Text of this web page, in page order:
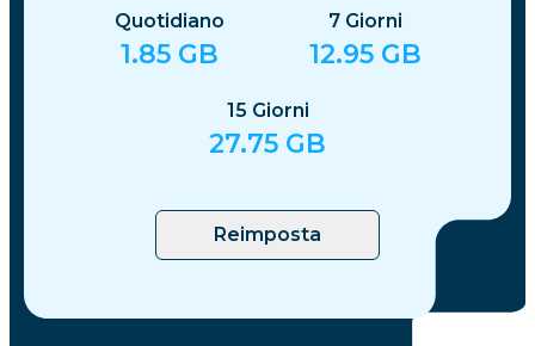
Quotidiano
1.85 GB
7 Giorni
12.95 GB
15 Giorni
27.75 GB
Reimposta